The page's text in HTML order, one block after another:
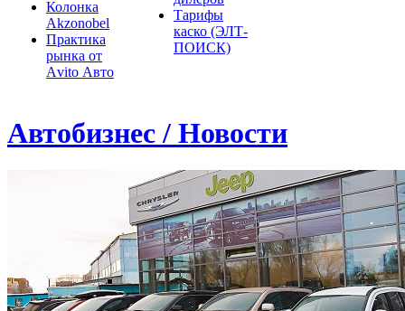
Колонка
Akzonobel
Практика
рынка от
Аvito Авто
Тарифы
каско (ЭЛТ-
ПОИСК)
Автобизнес / Новости